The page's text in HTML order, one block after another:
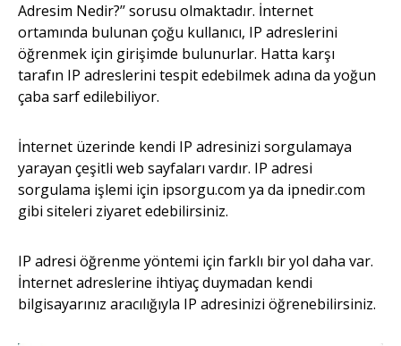
Adresim Nedir?’’ sorusu olmaktadır. İnternet
ortamında bulunan çoğu kullanıcı, IP adreslerini
öğrenmek için girişimde bulunurlar. Hatta karşı
tarafın IP adreslerini tespit edebilmek adına da yoğun
çaba sarf edilebiliyor.
İnternet üzerinde kendi IP adresinizi sorgulamaya
yarayan çeşitli web sayfaları vardır. IP adresi
sorgulama işlemi için ipsorgu.com ya da ipnedir.com
gibi siteleri ziyaret edebilirsiniz.
IP adresi öğrenme yöntemi için farklı bir yol daha var.
İnternet adreslerine ihtiyaç duymadan kendi
bilgisayarınız aracılığıyla IP adresinizi öğrenebilirsiniz.